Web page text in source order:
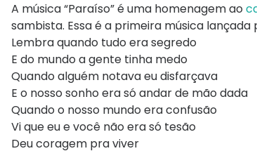
A música “Paraíso” é uma homenagem ao
sambista. Essa é a primeira música lançada
Lembra quando tudo era segredo
E do mundo a gente tinha medo
Quando alguém notava eu disfarçava
E o nosso sonho era só andar de mão dada
Quando o nosso mundo era confusão
Vi que eu e você não era só tesão
Deu coragem pra viver